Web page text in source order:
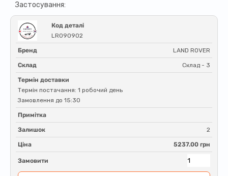
Застосування:
Код деталі
LR090902
Бренд LAND ROVER
Склад Склад - 3
Термін доставки
Термін постачання: 1 робочий день
Замовлення до 15:30
Примітка
Залишок 2
Ціна 5237.00 грн
Замовити